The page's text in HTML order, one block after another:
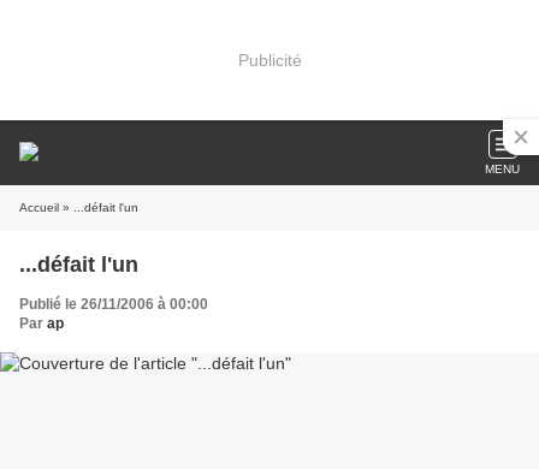
Publicité
MENU
Accueil » ...défait l'un
...défait l'un
Publié le 26/11/2006 à 00:00
Par ap